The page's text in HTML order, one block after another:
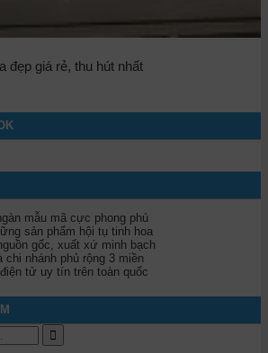
đẹp giá rẻ, thu hút nhất
mẫu mã cực phong phú
sản phẩm hội tụ tinh hoa
gốc, xuất xứ minh bạch
chi nhánh phủ rộng 3 miền
tử uy tín trên toàn quốc